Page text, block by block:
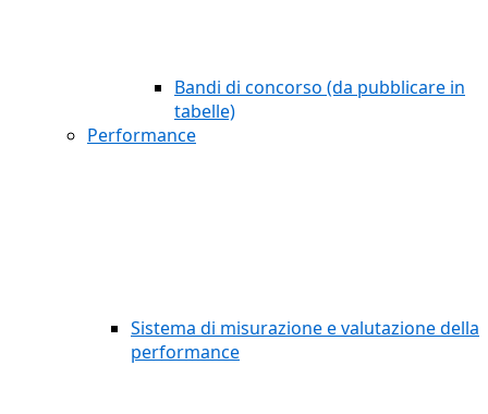
Bandi di concorso (da pubblicare in
tabelle)
Performance
Sistema di misurazione e valutazione della
performance